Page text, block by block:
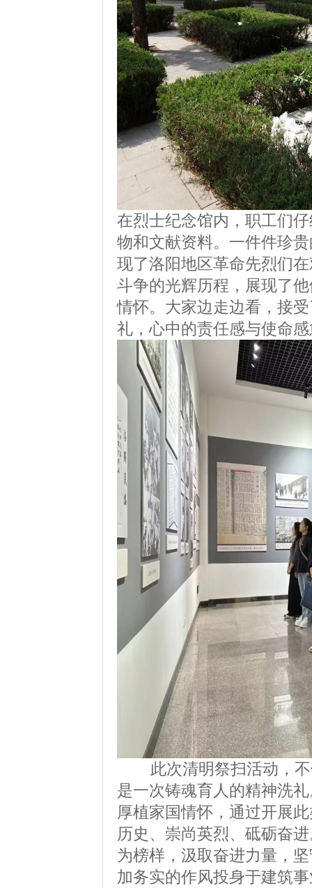
在烈士纪念馆内，职工们
物和文献资料。一件件珍
现了洛阳地区革命先烈们
斗争的光辉历程，展现了
情怀。大家边走边看，接
礼，心中的责任感与使命
此次清明祭扫活动，不
是一次铸魂育人的精神洗
厚植家国情怀，通过开展
历史、崇尚英烈、砥砺奋
为榜样，汲取奋进力量，
加务实的作风投身于建筑